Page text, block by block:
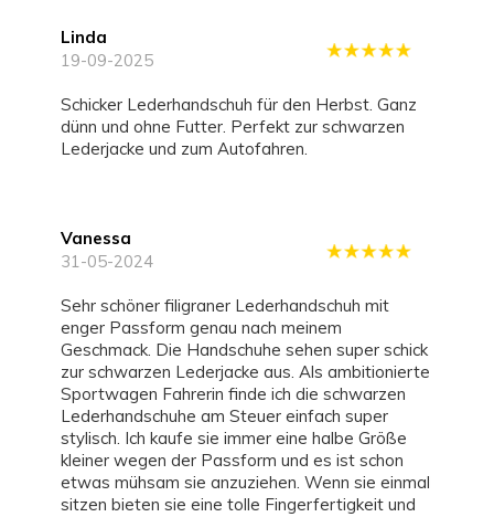
Linda
19-09-2025
Schicker Lederhandschuh für den Herbst. Ganz
dünn und ohne Futter. Perfekt zur schwarzen
Lederjacke und zum Autofahren.
Vanessa
31-05-2024
Sehr schöner filigraner Lederhandschuh mit
enger Passform genau nach meinem
Geschmack. Die Handschuhe sehen super schick
zur schwarzen Lederjacke aus. Als ambitionierte
Sportwagen Fahrerin finde ich die schwarzen
Lederhandschuhe am Steuer einfach super
stylisch. Ich kaufe sie immer eine halbe Größe
kleiner wegen der Passform und es ist schon
etwas mühsam sie anzuziehen. Wenn sie einmal
sitzen bieten sie eine tolle Fingerfertigkeit und